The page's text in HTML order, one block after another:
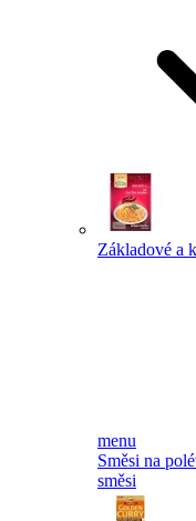
Základové a
menu
Směsi na
směsi